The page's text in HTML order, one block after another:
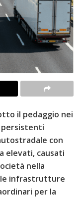
il pedaggio nei
con
elevati, causati
nella
infrastrutture
per la